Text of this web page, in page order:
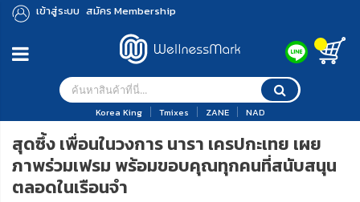
เข้าสู่ระบบ สมัคร Membership
Korea King Tmixes ZANE NAD
สุดซึ้ง เพื่อนในวงการ นารา เครปกะเทย เผย
ภาพร่วมเฟรม พร้อมขอบคุณทุกคนที่สนับสนุน
ตลอดในเรือนจำ